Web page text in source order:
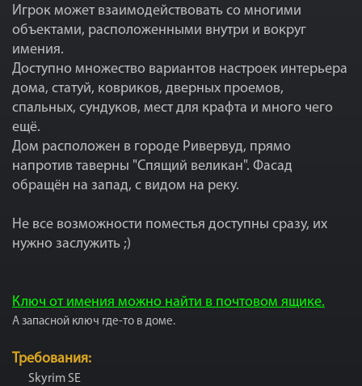
Игрок может взаимодействовать со многими
объектами, расположенными внутри и вокруг
имения.
Доступно множество вариантов настроек интерьера
дома, статуй, ковриков, дверных проемов,
спальных, сундуков, мест для крафта и много чего
ещё.
Дом расположен в городе Ривервуд, прямо
напротив таверны "Спящий великан". Фасад
обращён на запад, с видом на реку.
Не все возможности поместья доступны сразу, их
нужно заслужить ;)
Ключ от имения можно найти в почтовом ящике.
А запасной ключ где-то в доме.
Требования:
Skyrim SE